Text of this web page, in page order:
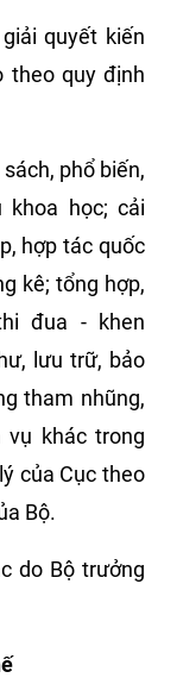
quyết kiến
theo quy định
phổ biến,
khoa học; cải
hợp tác quốc
kê; tổng hợp,
đua - khen
lưu trữ, bảo
tham nhũng,
vụ khác trong
của Cục theo
Bộ.
do Bộ trưởng